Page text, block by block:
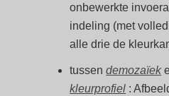
onbewerkte
indeling (met
alle drie de
tussendemozaïek
kleurprofiel :